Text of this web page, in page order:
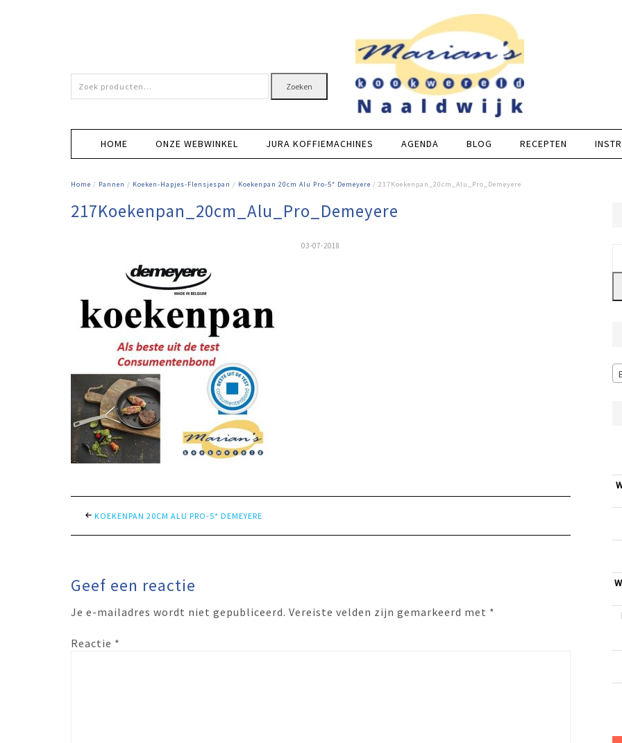
Zoeken
naar:
Zoeken
HOME ONZE WEBWINKEL JURA KOFFIEMACHINES AGENDA BLOG RECEPTEN
Home / Pannen / Koeken-Hapjes-Flensjespan / Koekenpan 20cm Alu Pro-5* Demeyere / 217Koekenpan_20cm_Alu_Pro_Demeyere
217Koekenpan_20cm_Alu_Pro_Demeyere
03-07-2018
KOEKENPAN 20CM ALU PRO-5* DEMEYERE
Geef een reactie
Je e-mailadres wordt niet gepubliceerd. Vereiste velden zijn gemarkeerd met *
Reactie *